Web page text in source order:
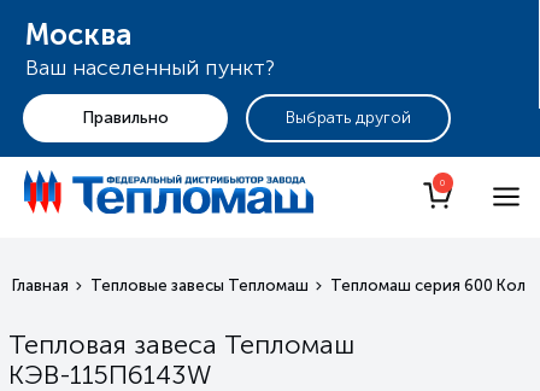
Москва
Ваш населенный пункт?
+7 (495) 255-19-29
0
Главная Тепловые завесы Тепломаш Тепломаш серия 600
Тепловая завеса Тепломаш
КЭВ-115П6143W